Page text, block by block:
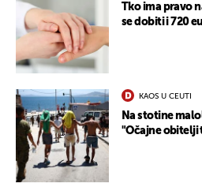
Tko ima pravo
se dobiti i 720
KAOS U CEUTI
Na stotine
"Očajne obitelji